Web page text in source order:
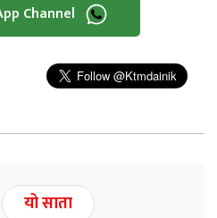
Channel
यो साता